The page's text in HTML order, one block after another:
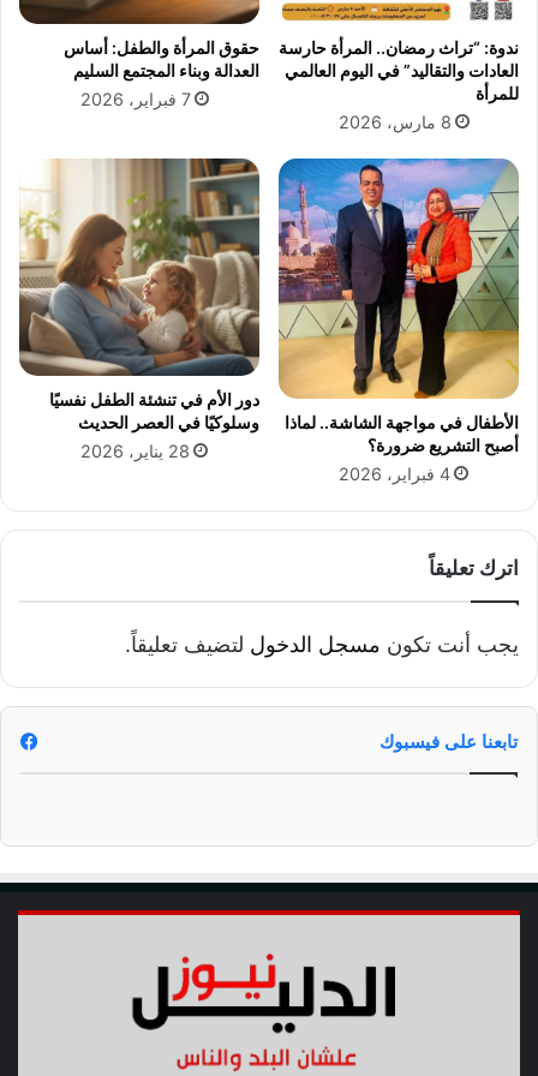
ت
ر
أ
س
م
م
م
س
ت
ش
ف
ى
ح
ك
و
ي
أ
ب
ر
ج
ل
و
م
ا
ل
ج
م
ع
ة
1
4
1
0
-
0
2
ندوة: “تراث رمضان.. المرأة حارسة
العادات والتقاليد” في اليوم العالمي
للمرأة
8 مارس، 2026
حقوق المرأة والطفل: أساس
العدالة وبناء المجتمع السليم
7 فبراير، 2026
الأطفال في مواجهة الشاشة.. لماذا
أصبح التشريع ضرورة؟
4 فبراير، 2026
دور الأم في تنشئة الطفل نفسيًا
وسلوكيًا في العصر الحديث
28 يناير، 2026
اترك تعليقاً
يجب أنت تكون مسجل الدخول لتضيف تعليقاً.
تابعنا على فيسبوك